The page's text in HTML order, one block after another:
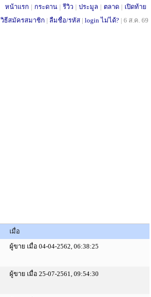
หน้าแรก | กระดาน | รีวิว | ประมูล | ตลาด | เปิดท้าย
วิธีสมัครสมาชิก | ลืมชื่อ/รหัส | login ไม่ได้? | 6 ส.ค. 69
เมื่อ
ผู้ขาย เมื่อ 04-04-2562, 06:38:25
ผู้ขาย เมื่อ 25-07-2561, 09:54:30